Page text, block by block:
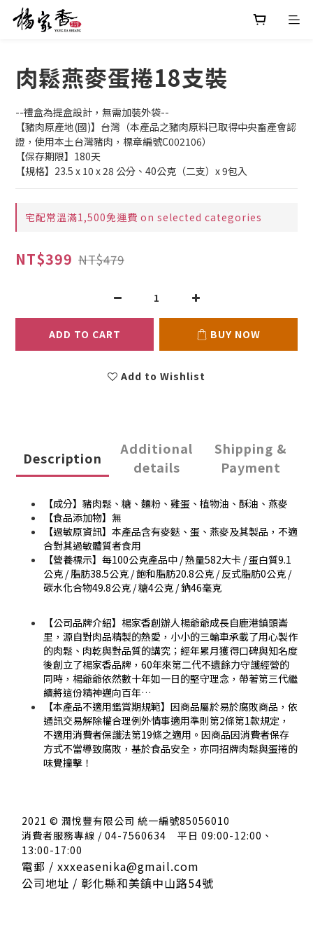
肉鬆燕麥蛋捲18支裝
--禮盒為提盒設計，無需加裝外袋--
【豬肉原產地(國)】台灣（本產品之豬肉原料已取得中央畜產會認
證，使用本土台灣豬肉，標章編號C002106）
【保存期限】180天
【規格】23.5 x 10 x 28 公分、40公克（二支）x 9包入
宅配常溫滿1,500免運費 on selected categories
NT$399 NT$479
ADD TO CART BUY NOW
Add to Wishlist
Description
Additional
details
Shipping &
Payment
【成分】豬肉鬆、糖、麵粉、雞蛋、植物油、酥油、燕麥
【食品添加物】無
【過敏原資訊】本產品含有麥麩、蛋、燕麥及其製品，不適
合對其過敏體質者食用
【營養標示】每100公克產品中 / 熱量582大卡 / 蛋白質9.1
公克 / 脂肪38.5公克 / 飽和脂肪20.8公克 / 反式脂肪0公克 /
碳水化合物49.8公克 / 糖4公克 / 鈉46毫克
【公司品牌介紹】楊家香創辦人楊爺爺成長自鹿港鎮頭崙
里，源自對肉品精製的熱愛，小小的三輪車承載了用心製作
的肉鬆、肉乾與對品質的講究；經年累月獲得口碑與知名度
後創立了楊家香品牌，60年來第二代不遺餘力守護經營的
同時，楊爺爺依然數十年如一日的堅守理念，帶著第三代繼
續將這份精神邁向百年…
【本產品不適用鑑賞期規範】因商品屬於易於腐敗商品，依
通訊交易解除權合理例外情事適用準則第2條第1款規定，
不適用消費者保護法第19條之適用。因商品因消費者保存
方式不當導致腐敗，基於食品安全，亦同招牌肉鬆與蛋捲的
味覺撞擊！
2021 © 潤悅豐有限公司 統一編號85056010
消費者服務專線 / 04-7560634 平日 09:00-12:00、
13:00-17:00
電郵 / xxxeasenika@gmail.com
公司地址 / 彰化縣和美鎮中山路54號